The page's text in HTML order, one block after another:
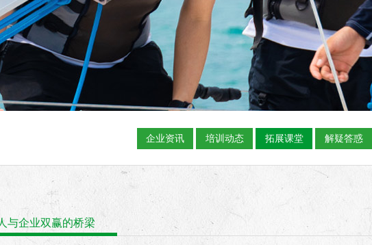
企业资讯 培训动态 拓展课堂 解疑答惑
与企业双赢的桥梁